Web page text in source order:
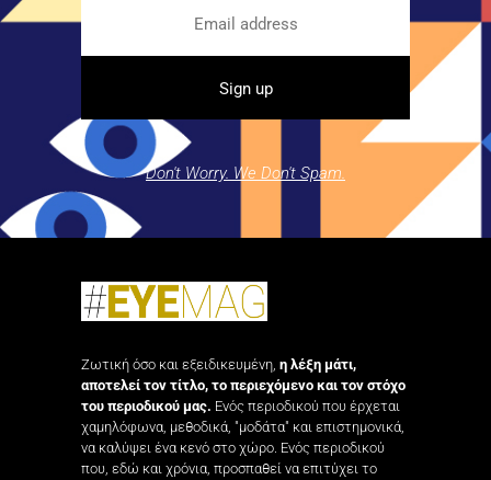
Don't Worry. We Don't Spam.
Ζωτική όσο και εξειδικευμένη, η λέξη μάτι,
αποτελεί τον τίτλο, το περιεχόμενο και τον στόχο
του περιοδικού μας. Ενός περιοδικού που έρχεται
χαμηλόφωνα, μεθοδικά, "μοδάτα" και επιστημονικά,
να καλύψει ένα κενό στο χώρο. Ενός περιοδικού
που, εδώ και χρόνια, προσπαθεί να επιτύχει το